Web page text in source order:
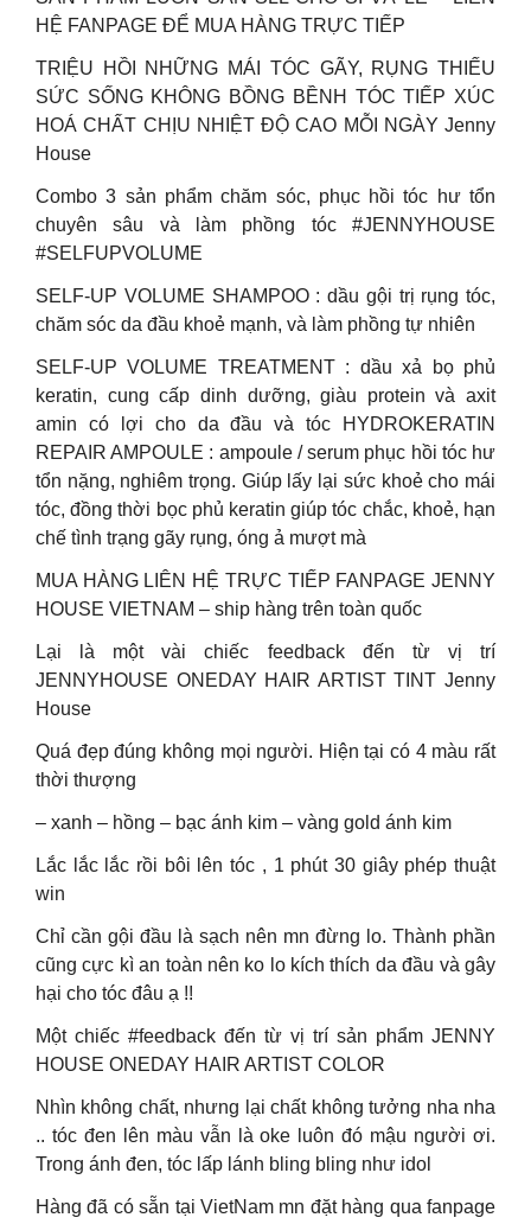
HỆ FANPAGE ĐỂ MUA HÀNG TRỰC TIẾP
TRIỆU HỒI NHỮNG MÁI TÓC GÃY, RỤNG THIẾU
SỨC SỐNG KHÔNG BỒNG BỀNH TÓC TIẾP XÚC
HOÁ CHẤT CHỊU NHIỆT ĐỘ CAO MỖI NGÀY Jenny
House
Combo 3 sản phẩm chăm sóc, phục hồi tóc hư tổn
chuyên sâu và làm phồng tóc #JENNYHOUSE
#SELFUPVOLUME
SELF-UP VOLUME SHAMPOO : dầu gội trị rụng tóc,
chăm sóc da đầu khoẻ mạnh, và làm phồng tự nhiên
SELF-UP VOLUME TREATMENT : dầu xả bọ phủ
keratin, cung cấp dinh dưỡng, giàu protein và axit
amin có lợi cho da đầu và tóc HYDROKERATIN
REPAIR AMPOULE : ampoule / serum phục hồi tóc hư
tổn nặng, nghiêm trọng. Giúp lấy lại sức khoẻ cho mái
tóc, đồng thời bọc phủ keratin giúp tóc chắc, khoẻ, hạn
chế tình trạng gãy rụng, óng ả mượt mà
MUA HÀNG LIÊN HỆ TRỰC TIẾP FANPAGE JENNY
HOUSE VIETNAM – ship hàng trên toàn quốc
Lại là một vài chiếc feedback đến từ vị trí
JENNYHOUSE ONEDAY HAIR ARTIST TINT Jenny
House
Quá đẹp đúng không mọi người. Hiện tại có 4 màu rất
thời thượng
– xanh – hồng – bạc ánh kim – vàng gold ánh kim
Lắc lắc lắc rồi bôi lên tóc , 1 phút 30 giây phép thuật
win
Chỉ cần gội đầu là sạch nên mn đừng lo. Thành phần
cũng cực kì an toàn nên ko lo kích thích da đầu và gây
hại cho tóc đâu ạ !!
Một chiếc #feedback đến từ vị trí sản phẩm JENNY
HOUSE ONEDAY HAIR ARTIST COLOR
Nhìn không chất, nhưng lại chất không tưởng nha nha
.. tóc đen lên màu vẫn là oke luôn đó mậu người ơi.
Trong ánh đen, tóc lấp lánh bling bling như idol
Hàng đã có sẵn tại VietNam mn đặt hàng qua fanpage